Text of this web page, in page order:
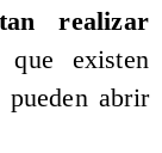
realizar
existen
pueden abrir